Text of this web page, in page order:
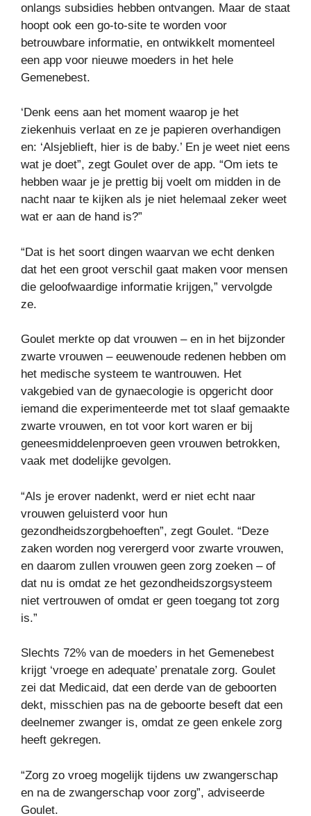
onlangs subsidies hebben ontvangen. Maar de staat
hoopt ook een go-to-site te worden voor
betrouwbare informatie, en ontwikkelt momenteel
een app voor nieuwe moeders in het hele
Gemenebest.
‘Denk eens aan het moment waarop je het
ziekenhuis verlaat en ze je papieren overhandigen
en: ‘Alsjeblieft, hier is de baby.’ En je weet niet eens
wat je doet”, zegt Goulet over de app. “Om iets te
hebben waar je je prettig bij voelt om midden in de
nacht naar te kijken als je niet helemaal zeker weet
wat er aan de hand is?”
“Dat is het soort dingen waarvan we echt denken
dat het een groot verschil gaat maken voor mensen
die geloofwaardige informatie krijgen,” vervolgde
ze.
Goulet merkte op dat vrouwen – en in het bijzonder
zwarte vrouwen – eeuwenoude redenen hebben om
het medische systeem te wantrouwen. Het
vakgebied van de gynaecologie is opgericht door
iemand die experimenteerde met tot slaaf gemaakte
zwarte vrouwen, en tot voor kort waren er bij
geneesmiddelenproeven geen vrouwen betrokken,
vaak met dodelijke gevolgen.
“Als je erover nadenkt, werd er niet echt naar
vrouwen geluisterd voor hun
gezondheidszorgbehoeften”, zegt Goulet. “Deze
zaken worden nog verergerd voor zwarte vrouwen,
en daarom zullen vrouwen geen zorg zoeken – of
dat nu is omdat ze het gezondheidszorgsysteem
niet vertrouwen of omdat er geen toegang tot zorg
is.”
Slechts 72% van de moeders in het Gemenebest
krijgt ‘vroege en adequate’ prenatale zorg. Goulet
zei dat Medicaid, dat een derde van de geboorten
dekt, misschien pas na de geboorte beseft dat een
deelnemer zwanger is, omdat ze geen enkele zorg
heeft gekregen.
“Zorg zo vroeg mogelijk tijdens uw zwangerschap
en na de zwangerschap voor zorg”, adviseerde
Goulet.